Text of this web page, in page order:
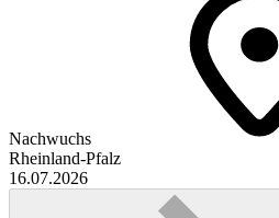
Nachwuchs
Rheinland-Pfalz
16.07.2026